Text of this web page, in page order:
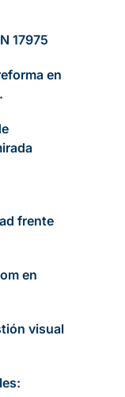
17975
en
frente
en
visual